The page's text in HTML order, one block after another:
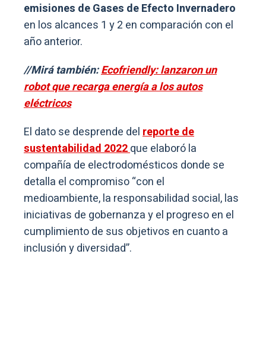
emisiones de Gases de Efecto Invernadero
en los alcances 1 y 2 en comparación con el
año anterior.
//Mirá también:Ecofriendly: lanzaron un
robot que recarga energía a los autos
eléctricos
El dato se desprende delreporte de
sustentabilidad 2022que elaboró la
compañía de electrodomésticos donde se
detalla el compromiso “con el
medioambiente, la responsabilidad social, las
iniciativas de gobernanza y el progreso en el
cumplimiento de sus objetivos en cuanto a
inclusión y diversidad”.